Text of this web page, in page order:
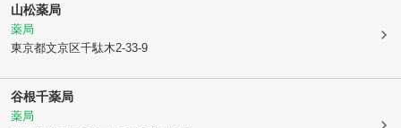
山松薬局
薬局
東京都文京区千駄木2-33-9
谷根千薬局
薬局